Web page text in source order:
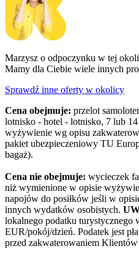
Marzysz o odpoczynku w tej
Mamy dla Ciebie wiele innych
Sprawdź inne oferty w okolicy
Cena obejmuje: przelot
lotnisko - hotel - lotnisko, 7 lub
wyżywienie wg opisu
pakiet ubezpieczeniowy TU
bagaż).
Cena nie obejmuje: wycieczek
niż wymienione w opisie
napojów do posiłków jeśli w
innych wydatków osobistych.
lokalnego podatku
EUR/pokój/dzień. Podatek jest
przed zakwaterowaniem